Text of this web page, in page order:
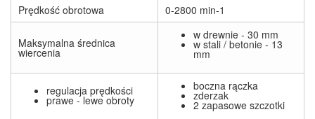
Prędkość obrotowa
0-2800 min-1
Maksymalna średnica
wiercenia
w drewnie - 30 mm
w stali / betonie - 13
mm
regulacja prędkości
prawe - lewe obroty
boczna rączka
zderzak
2 zapasowe szczotki